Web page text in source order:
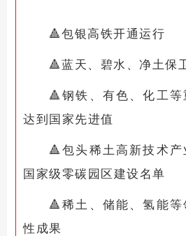
🔺包银高铁开通运行
🔺蓝天、碧水、净土保
🔺钢铁、有色、化工
达到国家先进值
🔺包头稀土高新技术
国家级零碳园区建设名单
🔺稀土、储能、氢能
性成果